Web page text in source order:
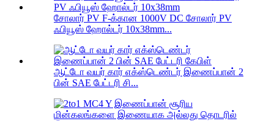
சோலார் PV F-க்கான 1000V DC சோலார் PV
ஃபியூஸ் ஹோல்டர் 10x38mm...
ஆட்டோ வயர் கார் எக்ஸ்டெண்டர் இணைப்பான் 2
பின் SAE பேட்டரி சி...